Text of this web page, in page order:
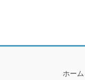
ホーム